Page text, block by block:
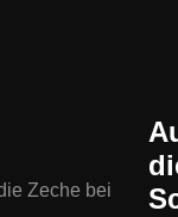
Zeche bei